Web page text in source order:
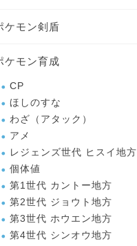
ケモン剣盾
ケモン育成
CP
ほしのすな
わざ（アタック）
アメ
レジェンズ世代 ヒスイ地方
個体値
第1世代 カントー地方
第2世代 ジョウト地方
第3世代 ホウエン地方
第4世代 シンオウ地方